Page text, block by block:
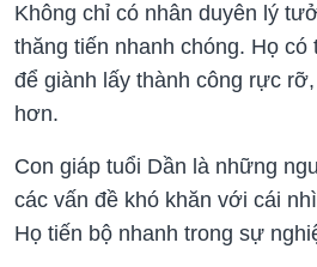
Không chỉ có nhân duyên lý
thăng tiến nhanh chóng. Họ có
để giành lấy thành công rực
hơn.
Con giáp tuổi Dần là những
các vấn đề khó khăn với cái
Họ tiến bộ nhanh trong sự